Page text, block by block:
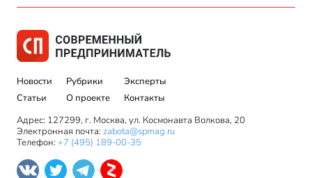
Новости
Статьи
Рубрики
О проекте
Эксперты
Контакты
Адрес: 127299, г. Москва, ул. Космонавта Волкова, 20
Электронная почта: zabota@spmag.ru
Телефон: +7 (495) 189-00-35